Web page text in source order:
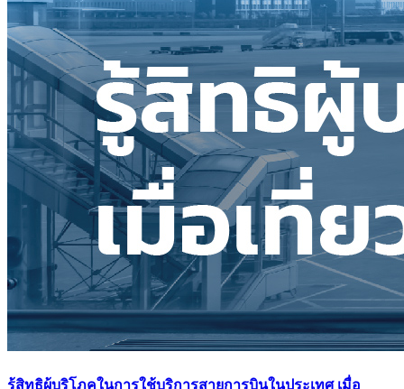
รู้สิทธิผู้บริโภคในการใช้บริการสายการบินในประเทศ เมื่อ